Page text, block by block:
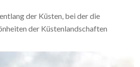
der Küsten, bei der die
der Küstenlandschaften